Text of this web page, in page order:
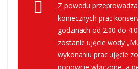
Z powodu
koniecznych prac
godzinach od 2.00 do
zostanie ujęcie wody
wykonaniu prac ujęcie
ponownie włączone, a